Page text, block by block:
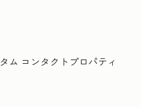
ム コンタクトプロパティ